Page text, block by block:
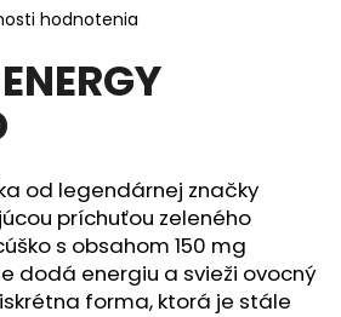
hodnotenia
od legendárnej značky
príchuťou zeleného
s obsahom 150 mg
dodá energiu a svieži ovocný
forma, ktorá je stále
HĽADAŤ